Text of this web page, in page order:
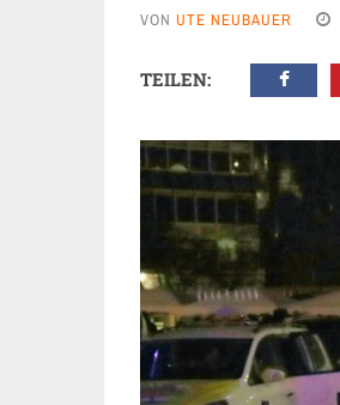
VON UTE NEUBAUER
TEILEN: